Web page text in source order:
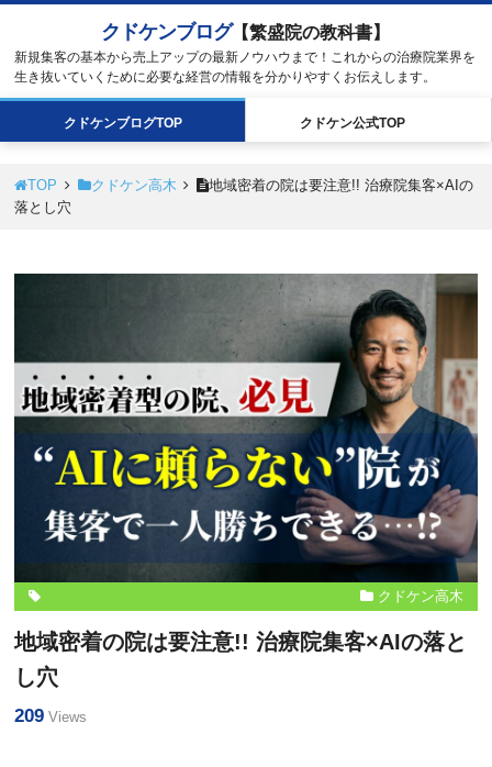
クドケンブログ【繁盛院の教科書】
新規集客の基本から売上アップの最新ノウハウまで！これからの治療院業界を
生き抜いていくために必要な経営の情報を分かりやすくお伝えします。
クドケンブログTOP クドケン公式TOP
TOP クドケン高木
地域密着の院は要注意!! 治療院集客×AIの
落とし穴
クドケン高木
地域密着の院は要注意!! 治療院集客×AIの落と
し穴
209 Views